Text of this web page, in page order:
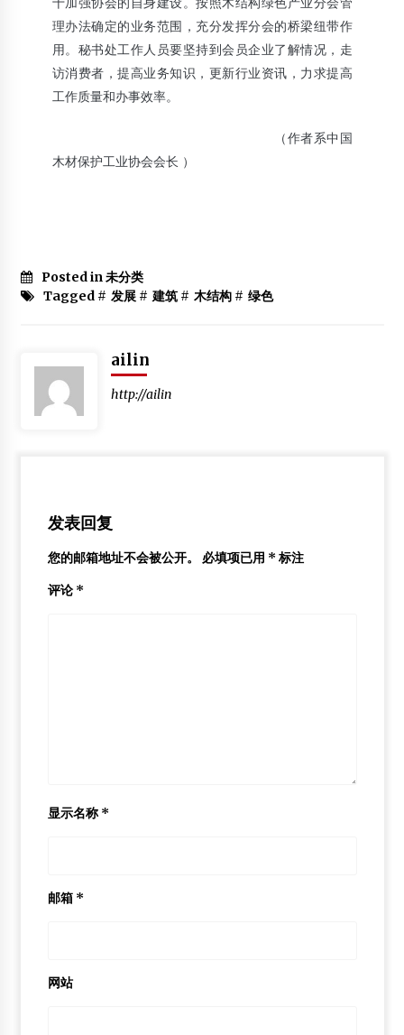
理办法确定的业务范围，充分发挥分会的桥梁纽带作
用。秘书处工作人员要坚持到会员企业了解情况，走
访消费者，提高业务知识，更新行业资讯，力求提高
工作质量和办事效率。
（作者系中国
木材保护工业协会会长 ）
Posted in 未分类
Tagged # 发展# 建筑# 木结构# 绿色
ailin
http://ailin
发表回复
您的邮箱地址不会被公开。 必填项已用 * 标注
评论 *
显示名称 *
邮箱 *
网站